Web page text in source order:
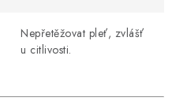
Nepřetěžovat pleť, zvlášť
u citlivosti.